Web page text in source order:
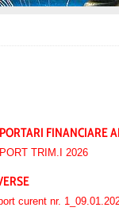
FINANCIARE
TRIM.I 2026
curent nr.